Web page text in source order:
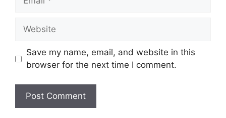
Website
Save my name, email, and website in this
browser for the next time I comment.